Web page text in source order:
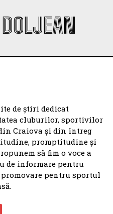
de știri dedicat
cluburilor, sportivilor
Craiova și din întreg
promptitudine și
să fim o voce a
de informare pentru
pentru sportul